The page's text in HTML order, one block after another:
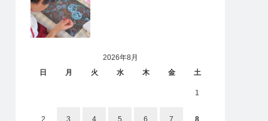
2026年8月
日
月 火 水 木 金 土
1
2 3 4 5 6 7 8